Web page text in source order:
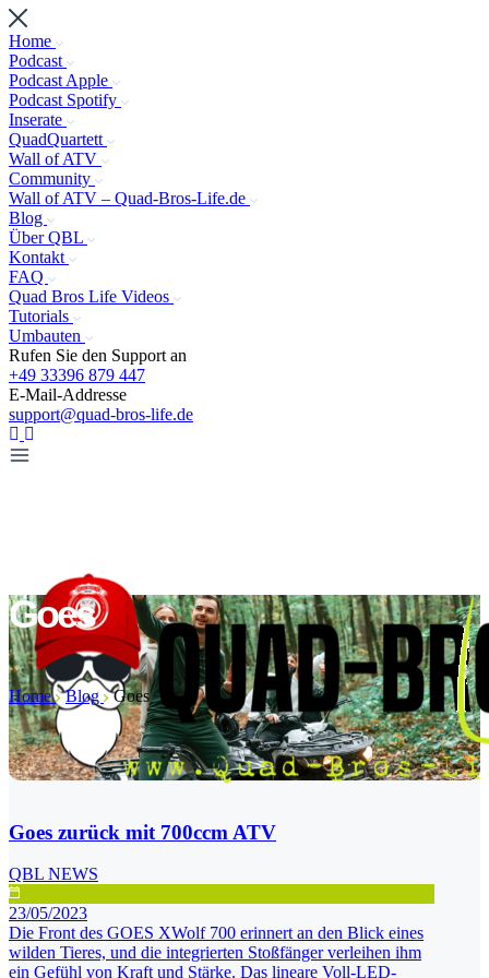
Home
Podcast
Podcast Apple
Podcast Spotify
Inserate
QuadQuartett
Wall of ATV
Community
Wall of ATV – Quad-Bros-Life.de
Blog
Über QBL
Kontakt
FAQ
Quad Bros Life Videos
Tutorials
Umbauten
Rufen Sie den Support an
+49 33396 879 447
E-Mail-Addresse
support@quad-bros-life.de
Goes
Home Blog Goes
Goes zurück mit 700ccm ATV
QBL NEWS
23/05/2023
Die Front des GOES XWolf 700 erinnert an den Blick eines
wilden Tieres, und die integrierten Stoßfänger verleihen ihm
ein Gefühl von Kraft und Stärke. Das lineare Voll-LED-